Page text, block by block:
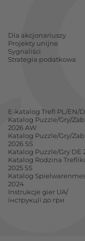
Dla akcjonariuszy
Projekty unijne
Sygnaliści
Strategia podatkowa
E-katalog Trefl PL/EN/
Katalog Puzzle/Gry/
2026 AW
Katalog Puzzle/Gry/
2026 SS
Katalog Puzzle/Gry DE
Katalog Rodzina
2025 SS
Katalog
2024
Instrukcje gier UA/
інструкції до гри